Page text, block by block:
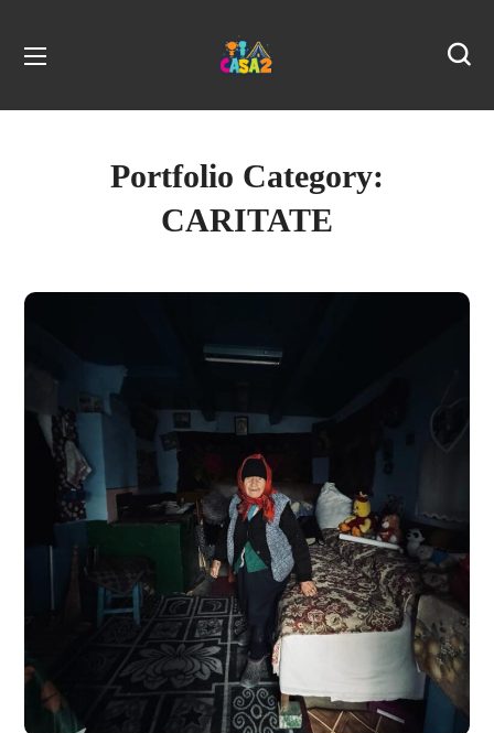
Portfolio Category:
CARITATE
Proiectul Non-Stop –
Decembrie 2023
#CARITATE